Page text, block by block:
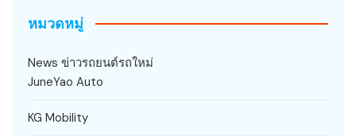
หมวดหมู่
News ข่าวรถยนต์รถใหม่
JuneYao Auto
KG Mobility